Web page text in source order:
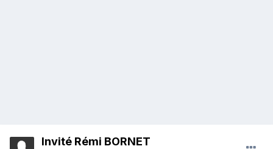
Invité Rémi BORNET